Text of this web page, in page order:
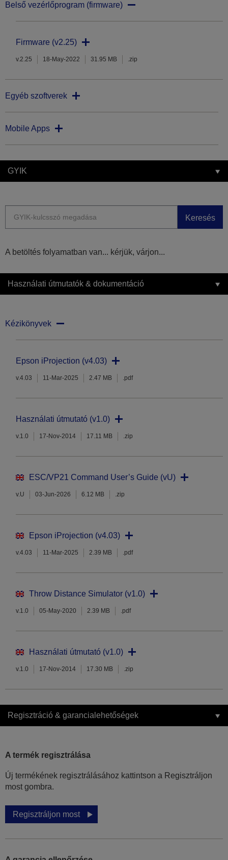
Belső vezérlőprogram (firmware)
Firmware (v2.25)
v.2.25 18-May-2022 31.95 MB .zip
Egyéb szoftverek
Mobile Apps
GYIK
Keresés
A betöltés folyamatban van... kérjük, várjon...
Használati útmutatók & dokumentáció
Kézikönyvek
Epson iProjection (v4.03)
v.4.03 11-Mar-2025 2.47 MB .pdf
Használati útmutató (v1.0)
v.1.0 17-Nov-2014 17.11 MB .zip
ESC/VP21 Command User’s Guide (vU)
v.U 03-Jun-2026 6.12 MB .zip
Epson iProjection (v4.03)
v.4.03 11-Mar-2025 2.39 MB .pdf
Throw Distance Simulator (v1.0)
v.1.0 05-May-2020 2.39 MB .pdf
Használati útmutató (v1.0)
v.1.0 17-Nov-2014 17.30 MB .zip
Regisztráció & garancialehetőségek
A termék regisztrálása
Új termékének regisztrálásához kattintson a Regisztráljon
most gombra.
Regisztráljon most